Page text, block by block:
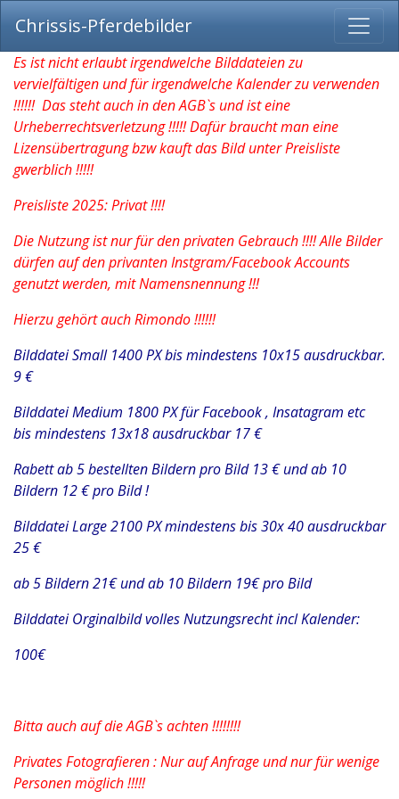
Chrissis-Pferdebilder
Es ist nicht erlaubt irgendwelche Bilddateien zu
vervielfältigen und für irgendwelche Kalender zu verwenden
!!!!!! Das steht auch in den AGB`s und ist eine
Urheberrechtsverletzung !!!!! Dafür braucht man eine
Lizensübertragung bzw kauft das Bild unter Preisliste
gwerblich !!!!!
Preisliste 2025: Privat !!!!
Die Nutzung ist nur für den privaten Gebrauch !!!! Alle Bilder
dürfen auf den privanten Instgram/Facebook Accounts
genutzt werden, mit Namensnennung !!!
Hierzu gehört auch Rimondo !!!!!!
Bilddatei Small 1400 PX bis mindestens 10x15 ausdruckbar.
9 €
Bilddatei Medium 1800 PX für Facebook , Insatagram etc
bis mindestens 13x18 ausdruckbar 17 €
Rabett ab 5 bestellten Bildern pro Bild 13 € und ab 10
Bildern 12 € pro Bild !
Bilddatei Large 2100 PX mindestens bis 30x 40 ausdruckbar
25 €
ab 5 Bildern 21€ und ab 10 Bildern 19€ pro Bild
Bilddatei Orginalbild volles Nutzungsrecht incl Kalender:
100€
Bitta auch auf die AGB`s achten !!!!!!!!
Privates Fotografieren : Nur auf Anfrage und nur für wenige
Personen möglich !!!!!